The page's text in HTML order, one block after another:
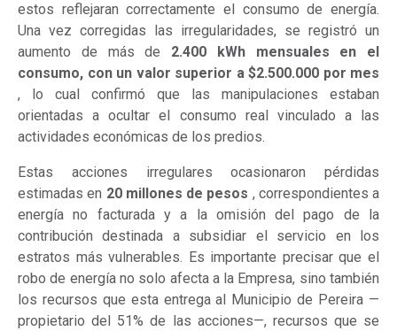
estos reflejaran correctamente el consumo de energía.
Una vez corregidas las irregularidades, se registró un
aumento de más de 2.400 kWh mensuales en el
consumo, con un valor superior a $2.500.000 por mes
, lo cual confirmó que las manipulaciones estaban
orientadas a ocultar el consumo real vinculado a las
actividades económicas de los predios.
Estas acciones irregulares ocasionaron pérdidas
estimadas en 20 millones de pesos , correspondientes a
energía no facturada y a la omisión del pago de la
contribución destinada a subsidiar el servicio en los
estratos más vulnerables. Es importante precisar que el
robo de energía no solo afecta a la Empresa, sino también
los recursos que esta entrega al Municipio de Pereira —
propietario del 51% de las acciones—, recursos que se